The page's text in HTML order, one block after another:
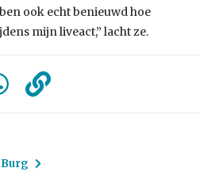
ook echt benieuwd hoe
mijn liveact,” lacht ze.